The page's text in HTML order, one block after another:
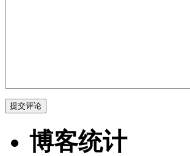
博客统计